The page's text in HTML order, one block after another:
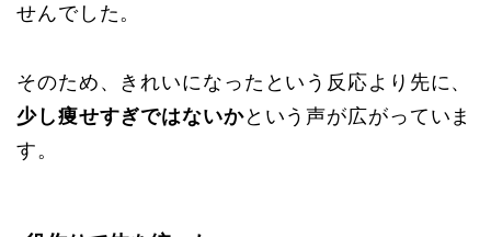
せんでした。
そのため、きれいになったという反応より先に、
少し痩せすぎではないかという声が広がっていま
す。